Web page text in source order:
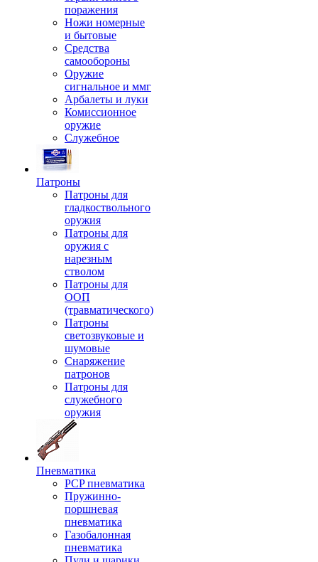
поражения
Ножи номерные
и бытовые
Средства
самообороны
Оружие
сигнальное и ммг
Арбалеты и луки
Комиссионное
оружие
Служебное
Патроны
Патроны для
гладкоствольного
оружия
Патроны для
оружия с
нарезным
стволом
Патроны для
ООП
(травматического)
Патроны
светозвуковые и
шумовые
Снаряжение
патронов
Патроны для
служебного
оружия
Пневматика
PCP пневматика
Пружинно-
поршневая
пневматика
Газобалонная
пневматика